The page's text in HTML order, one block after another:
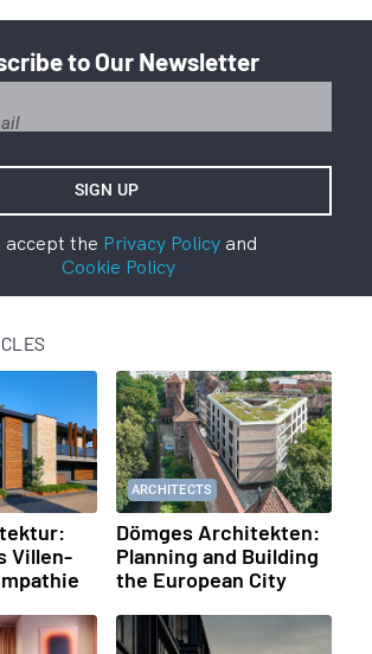
to Our Newsletter
accept the Privacy Policyand
Cookie Policy
Villen-
ARCHITECTS
Dömges Architekten:
Planning and Building
the European City